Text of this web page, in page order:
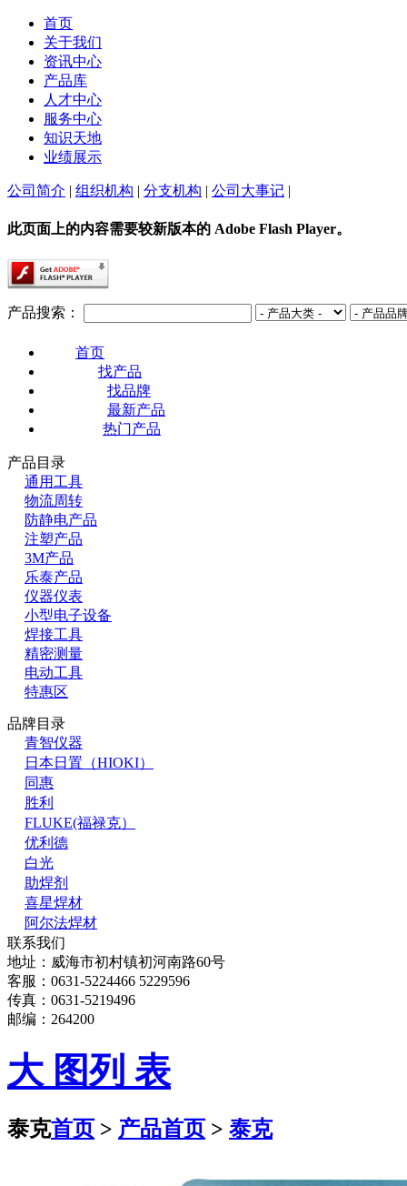
首页
关于我们
资讯中心
产品库
人才中心
服务中心
知识天地
业绩展示
公司简介 | 组织机构 | 分支机构 | 公司大事记 |
此页面上的内容需要较新版本的 Adobe Flash Player。
产品搜索：
首页
找产品
找品牌
最新产品
热门产品
产品目录
通用工具
物流周转
防静电产品
注塑产品
3M产品
乐泰产品
仪器仪表
小型电子设备
焊接工具
精密测量
电动工具
特惠区
品牌目录
青智仪器
日本日置（HIOKI）
同惠
胜利
FLUKE(福禄克）
优利德
白光
助焊剂
喜星焊材
阿尔法焊材
联系我们
地址：威海市初村镇初河南路60号
客服：0631-5224466 5229596
传真：0631-5219496
邮编：264200
大 图列 表
泰克首页 > 产品首页 > 泰克